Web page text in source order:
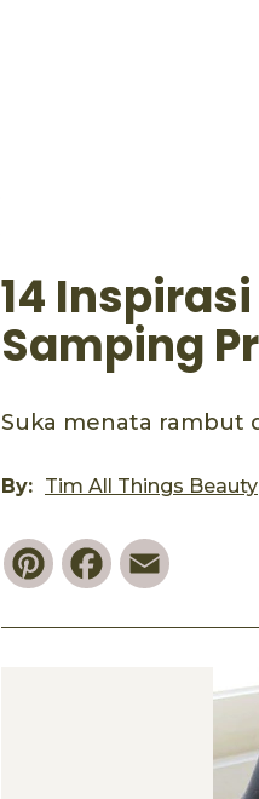
14
Samping
Suka menata rambut
By: Tim All Things Beauty
PinterestFacebook